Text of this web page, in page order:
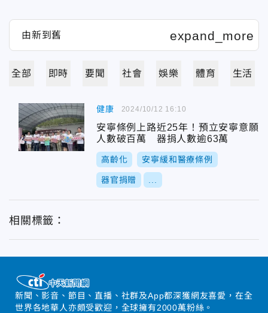
全部 即時 要聞 社會 娛樂 體育 生活
健康
安寧條例上路近25年！預立安寧意願
人數破百萬 器捐人數逾63萬
高齡化 安寧緩和醫療條例
器官捐贈
2024/10/12 16:10
相關標籤：
新聞、影音、節目、直播、社群及App都深獲網友喜愛，在全
世界各地華人亦頗受歡迎，全球擁有2000萬粉絲。